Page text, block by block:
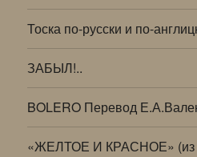
Тоска по-русски и по-
ЗАБЫЛ!..
BOLERO Перевод
«ЖЕЛТОЕ И КРАСНОЕ» (из